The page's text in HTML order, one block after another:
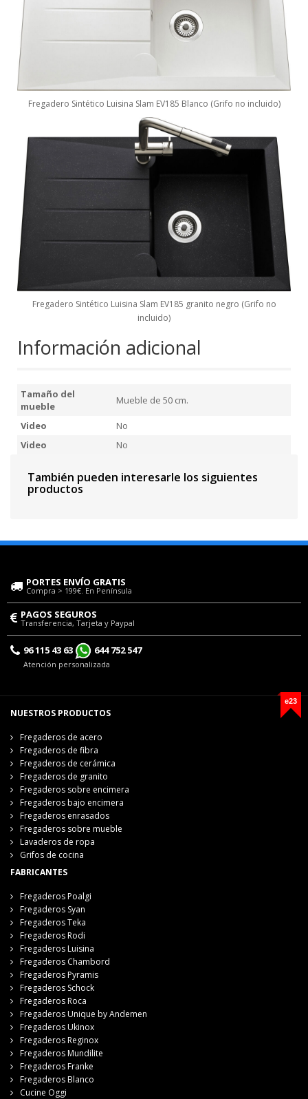
Fregadero Sintético Luisina Slam EV185 Blanco (Grifo no incluido)
Fregadero Sintético Luisina Slam EV185 granito negro (Grifo no
incluido)
Información adicional
Tamaño del
mueble
Mueble de 50 cm.
Video
No
Video
No
También pueden interesarle los siguientes
productos
PORTES ENVÍO GRATIS
Compra > 199€. En Península
PAGOS SEGUROS
Transferencia, Tarjeta y Paypal
96 115 43 63 644 752 547
Atención personalizada
e23
NUESTROS PRODUCTOS
Fregaderos de acero
Fregaderos de fibra
Fregaderos de cerámica
Fregaderos de granito
Fregaderos sobre encimera
Fregaderos bajo encimera
Fregaderos enrasados
Fregaderos sobre mueble
Lavaderos de ropa
Grifos de cocina
FABRICANTES
Fregaderos Poalgi
Fregaderos Syan
Fregaderos Teka
Fregaderos Rodi
Fregaderos Luisina
Fregaderos Chambord
Fregaderos Pyramis
Fregaderos Schock
Fregaderos Roca
Fregaderos Unique by Andemen
Fregaderos Ukinox
Fregaderos Reginox
Fregaderos Mundilite
Fregaderos Franke
Fregaderos Blanco
Cucine Oggi